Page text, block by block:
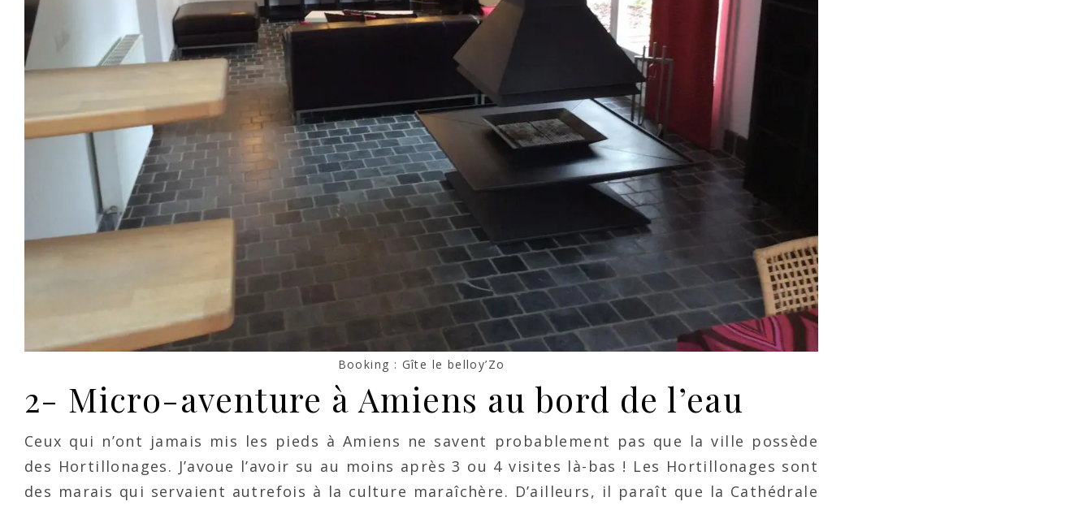
Booking : Gîte le belloy’Zo
2- Micro-aventure à Amiens au bord de l’eau
Ceux qui n’ont jamais mis les pieds à Amiens ne savent probablement pas que la ville possède
des Hortillonages. J’avoue l’avoir su au moins après 3 ou 4 visites là-bas ! Les Hortillonages sont
des marais qui servaient autrefois à la culture maraîchère. D’ailleurs, il paraît que la Cathédrale